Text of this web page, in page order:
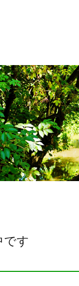
です